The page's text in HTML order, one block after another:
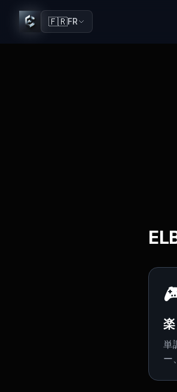
🇫🇷FR
単
ー